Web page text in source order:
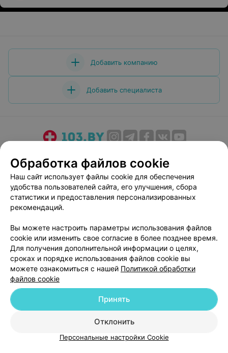
Добавить компанию
Добавить специалиста
Медицинский маркетинг
Публичный договор
Пользовательское соглашение
Способы оплаты
Вакансии
Партнеры
Написать руководителю 103.by
Персональные настройки cookie
Обработка персональных данных
© 2026 ООО «Артокс Лаб», УНП 191700409| 220012, Республика Беларусь,
г. Минск, улица Толбухина, 2, пом. 16 | help@103.by
Обработка файлов cookie
Наш сайт использует файлы cookie для обеспечения
удобства пользователей сайта, его улучшения, сбора
статистики и предоставления персонализированных
рекомендаций.
Вы можете настроить параметры использования файлов
cookie или изменить свое согласие в более позднее время.
Для получения дополнительной информации о целях,
сроках и порядке использования файлов cookie вы
можете ознакомиться с нашей Политикой обработки
файлов cookie
Отклонить
Принять
Персональные настройки Cookie